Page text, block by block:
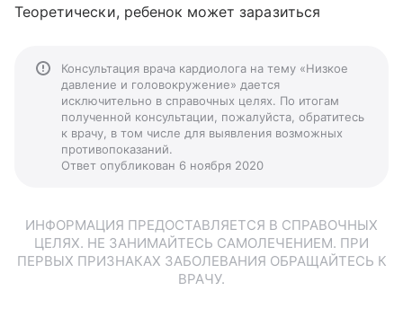
Теоретически, ребенок может заразиться
Консультация врача кардиолога на тему «Низкое
давление и головокружение» дается
исключительно в справочных целях. По итогам
полученной консультации, пожалуйста, обратитесь
к врачу, в том числе для выявления возможных
противопоказаний.
Ответ опубликован 6 ноября 2020
ИНФОРМАЦИЯ ПРЕДОСТАВЛЯЕТСЯ В СПРАВОЧНЫХ
ЦЕЛЯХ. НЕ ЗАНИМАЙТЕСЬ САМОЛЕЧЕНИЕМ. ПРИ
ПЕРВЫХ ПРИЗНАКАХ ЗАБОЛЕВАНИЯ ОБРАЩАЙТЕСЬ К
ВРАЧУ.